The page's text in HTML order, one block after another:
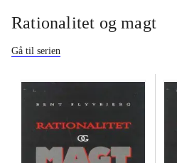
Rationalitet og magt
Gå til serien